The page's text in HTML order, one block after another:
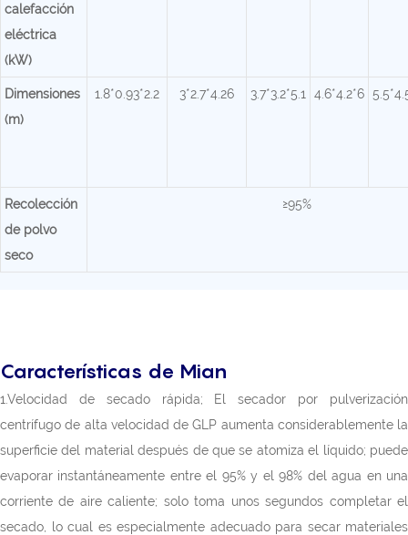
calefacción
eléctrica
(kW)
Dimensiones
(m)
1.8*0.93*2.2 3*2.7*4.26 3.7*3.2*5.1 4.6*4.2*6
Recolección
de polvo
seco
≥95%
Características de Mian
1.Velocidad de secado rápida; El secador por pulverización
centrífugo de alta velocidad de GLP aumenta considerablemente la
superficie del material después de que se atomiza el líquido; puede
evaporar instantáneamente entre el 95% y el 98% del agua en una
corriente de aire caliente; solo toma unos segundos completar el
secado, lo cual es especialmente adecuado para secar materiales